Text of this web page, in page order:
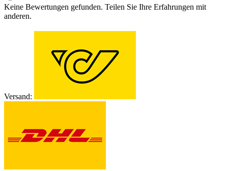
Keine Bewertungen gefunden. Teilen Sie Ihre Erfahrungen mit
anderen.
Versand: